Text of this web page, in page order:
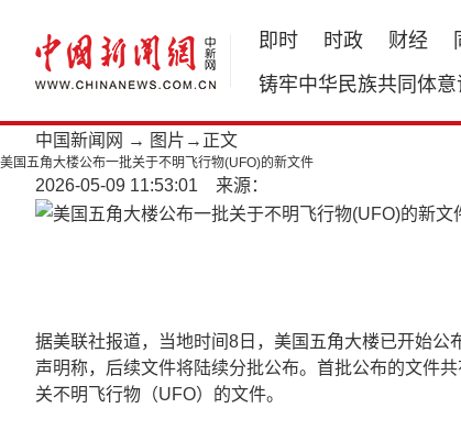
即时 时政 财经
铸牢中华民族共同体意
中国新闻网 → 图片 →正文
美国五角大楼公布一批关于不明飞行物(UFO)的新文件
2026-05-09 11:53:01 来源：
据美联社报道，当地时间8日，美国五角大楼已开始公
声明称，后续文件将陆续分批公布。首批公布的文件
关不明飞行物（UFO）的文件。